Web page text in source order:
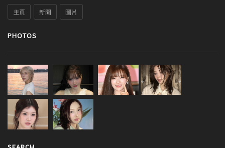
主頁 新聞 圖片
PHOTOS